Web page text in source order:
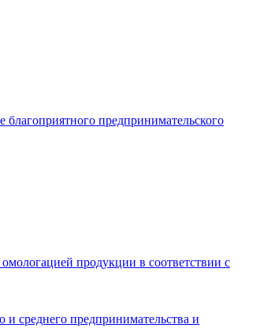
предпринимательского
продукции в соответствии с
и среднего предпринимательства и